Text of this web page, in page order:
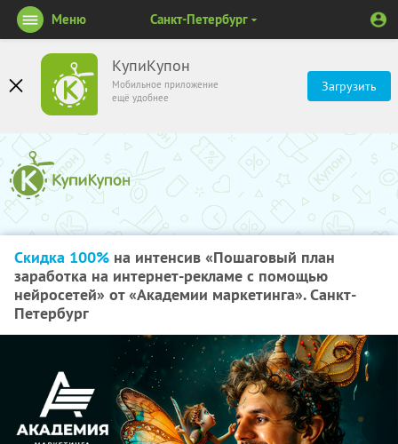
КупиКупон
Мобильное приложение
ещё удобнее
Загрузить
Меню Санкт-Петербург
Скидка 100% на интенсив «Пошаговый план
заработка на интернет-рекламе с помощью
нейросетей» от «Академии маркетинга». Санкт-
Петербург